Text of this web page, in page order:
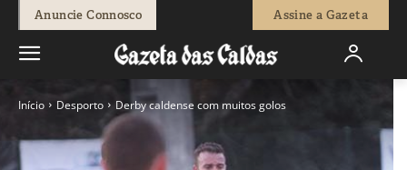
Anuncie Connosco Assine a Gazeta
Início Desporto Derby caldense com muitos golos